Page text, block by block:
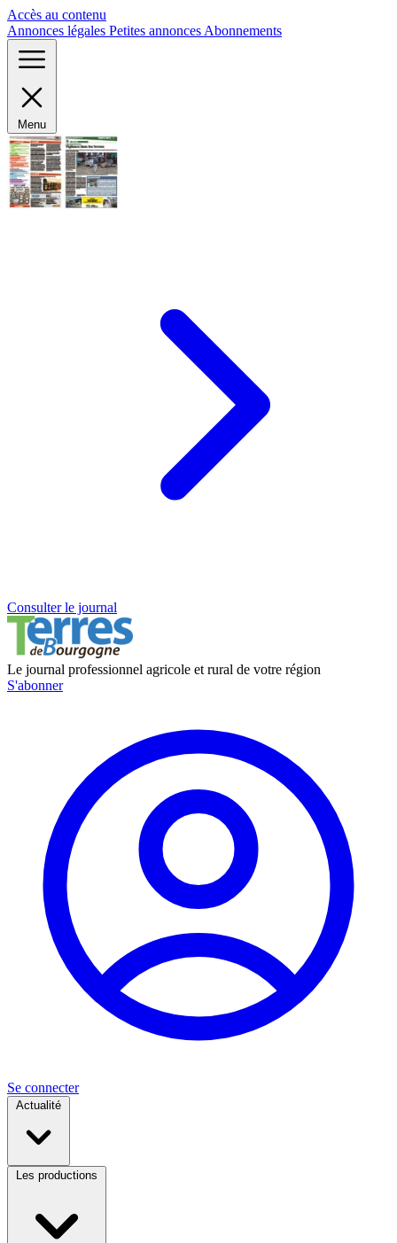
Accès au contenu
Annonces légales Petites annonces Abonnements
Menu
Consulter le journal
Le journal professionnel agricole et rural de votre région
S'abonner
Se connecter
Actualité
Les productions
Panneau de gestion des cookies